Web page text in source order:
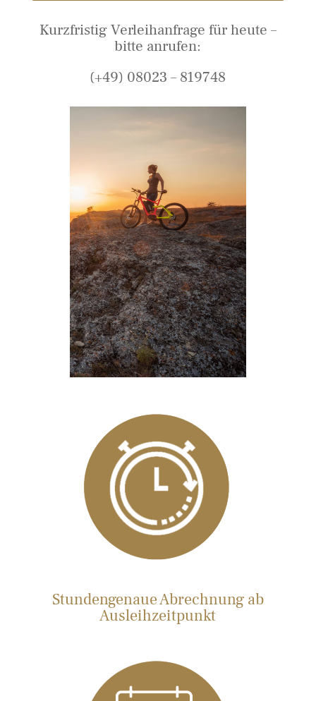
Kurzfristig Verleihanfrage für heute –
bitte anrufen:
(+49) 08023 – 819748
Stundengenaue Abrechnung ab
Ausleihzeitpunkt